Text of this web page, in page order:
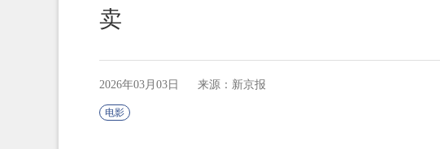
卖
2026年03月03日 来源：新京报
电影